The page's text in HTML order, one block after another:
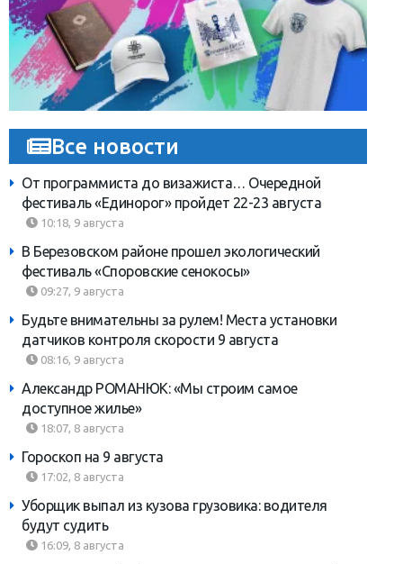
Все новости
От программиста до визажиста… Очередной
фестиваль «Единорог» пройдет 22-23 августа
10:18, 9 августа
В Березовском районе прошел экологический
фестиваль «Споровские сенокосы»
09:27, 9 августа
Будьте внимательны за рулем! Места установки
датчиков контроля скорости 9 августа
08:16, 9 августа
Александр РОМАНЮК: «Мы строим самое
доступное жилье»
18:07, 8 августа
Гороскоп на 9 августа
17:02, 8 августа
Уборщик выпал из кузова грузовика: водителя
будут судить
16:09, 8 августа